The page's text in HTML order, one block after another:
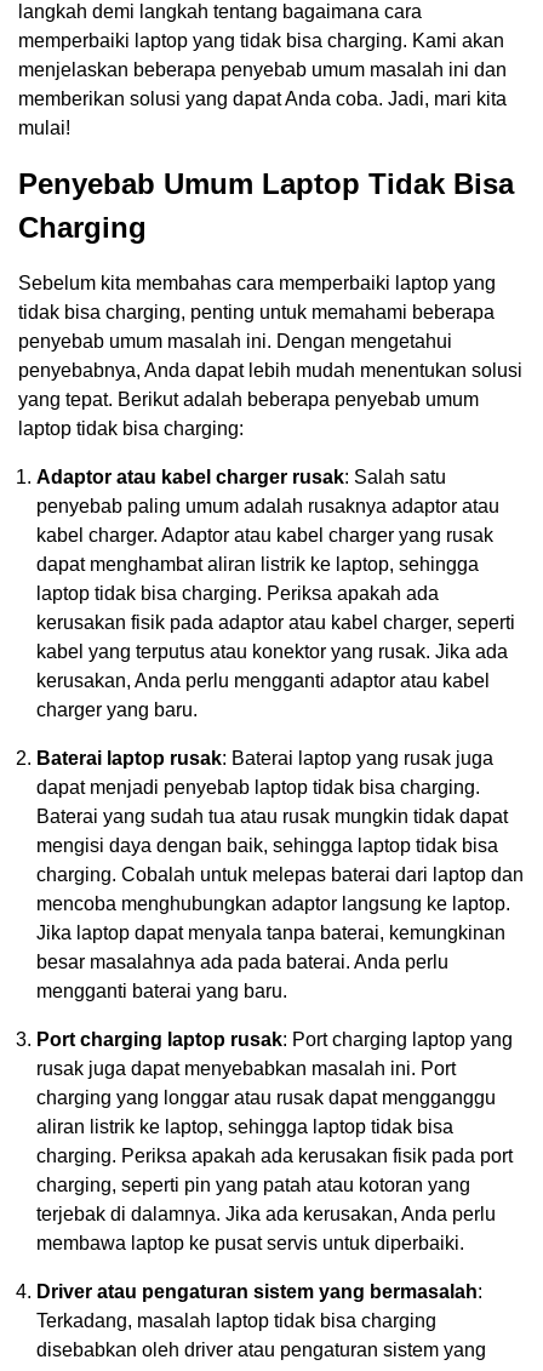
langkah demi langkah tentang bagaimana cara
memperbaiki laptop yang tidak bisa charging. Kami akan
menjelaskan beberapa penyebab umum masalah ini dan
memberikan solusi yang dapat Anda coba. Jadi, mari kita
mulai!
Penyebab Umum Laptop Tidak Bisa
Charging
Sebelum kita membahas cara memperbaiki laptop yang
tidak bisa charging, penting untuk memahami beberapa
penyebab umum masalah ini. Dengan mengetahui
penyebabnya, Anda dapat lebih mudah menentukan solusi
yang tepat. Berikut adalah beberapa penyebab umum
laptop tidak bisa charging:
Adaptor atau kabel charger rusak: Salah satu
penyebab paling umum adalah rusaknya adaptor atau
kabel charger. Adaptor atau kabel charger yang rusak
dapat menghambat aliran listrik ke laptop, sehingga
laptop tidak bisa charging. Periksa apakah ada
kerusakan fisik pada adaptor atau kabel charger, seperti
kabel yang terputus atau konektor yang rusak. Jika ada
kerusakan, Anda perlu mengganti adaptor atau kabel
charger yang baru.
Baterai laptop rusak: Baterai laptop yang rusak juga
dapat menjadi penyebab laptop tidak bisa charging.
Baterai yang sudah tua atau rusak mungkin tidak dapat
mengisi daya dengan baik, sehingga laptop tidak bisa
charging. Cobalah untuk melepas baterai dari laptop dan
mencoba menghubungkan adaptor langsung ke laptop.
Jika laptop dapat menyala tanpa baterai, kemungkinan
besar masalahnya ada pada baterai. Anda perlu
mengganti baterai yang baru.
Port charging laptop rusak: Port charging laptop yang
rusak juga dapat menyebabkan masalah ini. Port
charging yang longgar atau rusak dapat mengganggu
aliran listrik ke laptop, sehingga laptop tidak bisa
charging. Periksa apakah ada kerusakan fisik pada port
charging, seperti pin yang patah atau kotoran yang
terjebak di dalamnya. Jika ada kerusakan, Anda perlu
membawa laptop ke pusat servis untuk diperbaiki.
Driver atau pengaturan sistem yang bermasalah:
Terkadang, masalah laptop tidak bisa charging
disebabkan oleh driver atau pengaturan sistem yang